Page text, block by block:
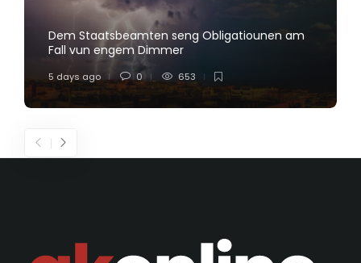
Dem Staatsbeamten seng Obligatiounen am
Fall vun engem Dimmer
5 days ago 0 653